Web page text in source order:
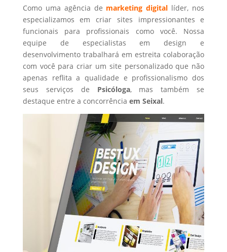
Como uma agência de marketing digital líder, nos
especializamos em criar sites impressionantes e
funcionais para profissionais como você. Nossa
equipe de especialistas em design e
desenvolvimento trabalhará em estreita colaboração
com você para criar um site personalizado que não
apenas reflita a qualidade e profissionalismo dos
seus serviços de Psicóloga, mas também se
destaque entre a concorrência em Seixal.